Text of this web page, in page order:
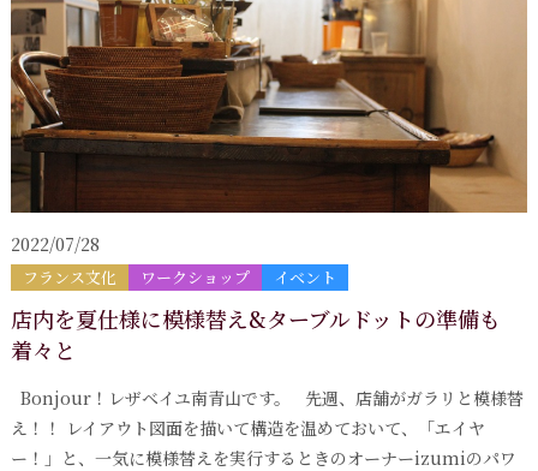
2022/07/28
フランス文化 ワークショップ イベント
店内を夏仕様に模様替え&ターブルドットの準備も
着々と
Bonjour！レザベイユ南青山です。 先週、店舗がガラリと模様替
え！！ レイアウト図面を描いて構造を温めておいて、「エイヤ
ー！」と、一気に模様替えを実行するときのオーナーizumiのパワ